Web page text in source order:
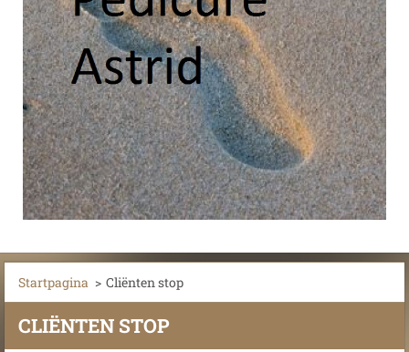
Startpagina > Cliënten stop
CLIËNTEN STOP